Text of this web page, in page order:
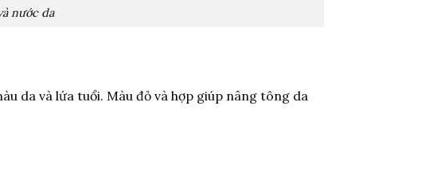
nước da
da và lứa tuổi. Màu đỏ và hợp giúp nâng tông da